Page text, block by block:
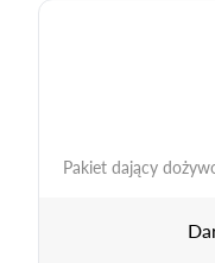
Pakiet dający